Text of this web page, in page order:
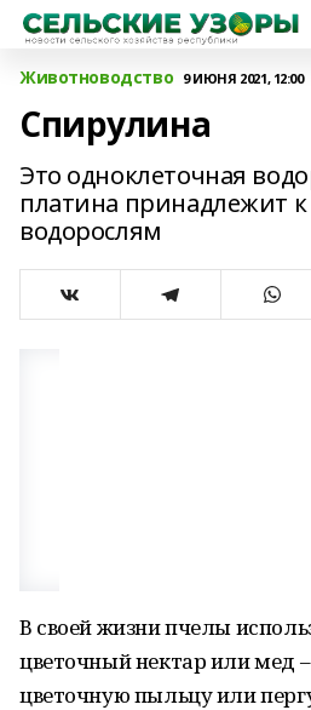
Животноводство 9 ИЮНЯ 2021, 12:00
Спирулина
Это одноклеточная
платина принадлежит
водорослям
В своей жизни пчелы
цветочный нектар или мед
цветочную пыльцу или